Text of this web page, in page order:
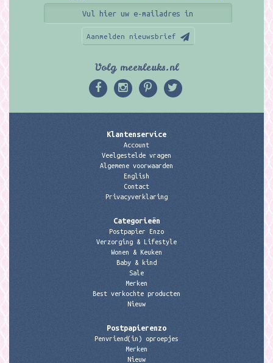
Aanmelden nieuwsbrief
Volg meerleuks.nl
Klantenservice
Account
Veelgestelde vragen
Algemene voorwaarden
English
Contact
Privacyverklaring
Categorieën
Postpapier Enzo
Verzorging & Lifestyle
Wonen & Keuken
Baby & kind
Sale
Merken
Best verkochte producten
Nieuw
Postpapierenzo
Penvriend(in) oproepjes
Merken
Nieuw